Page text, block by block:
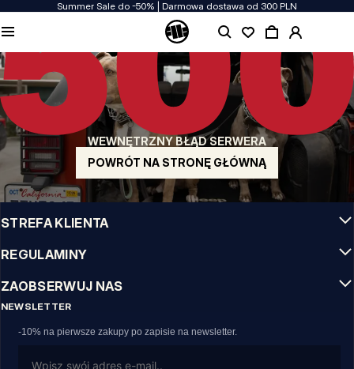
Summer Sale do -50% | Darmowa dostawa od 300 PLN
WEWNĘTRZNY BŁĄD SERWERA
POWRÓT NA STRONĘ GŁÓWNĄ
JAKOŚĆ TO DLA NAS PRIORYTET
Naszą odzież produkujemy z pasją! Nie idziemy na kompromis w kwestiach
wytrzymałości, długowieczności materiałów i dbałości o detal.
US ORIGIN
Nasze korzenie sięgają San Diego z poczatku lat 90-tych XX wieku. Nasz styl jest
surowy, autentyczny i stanowczy.
MARKA Z CHARAKTEREM
Nasze kolekcje wybierają sportowcy, fighterzy i uparci indywidualiści.
INFO
STREFA KLIENTA
REGULAMINY
ZAOBSERWUJ NAS
NEWSLETTER
-10% na pierwsze zakupy po zapisie na newsletter.